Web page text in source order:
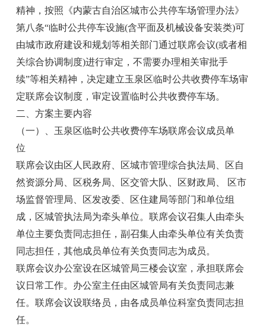
精神，按照《内蒙古自治区城市公共停车场管理办法》
第八条“临时公共停车设施(含平面及机械设备安装类)可
由城市政府建设和规划等相关部门通过联席会议(或者相
关综合协调制度)进行审定，不需要办理相关审批手
续”等相关精神，决定建立玉泉区临时公共收费停车场审
定联席会议制度，审定设置临时公共收费停车场。
二、方案主要内容
（一）、玉泉区临时公共收费停车场联席会议成员单
位
联席会议由区人民政府、区城市管理综合执法局、区自
然资源分局、区税务局、区交管大队、区财政局、 区市
场监督管理局、区发改委、区住建局等部门和单位组
成，区城管执法局为牵头单位。联席会议召集人由牵头
单位主要负责同志担任，副召集人由牵头单位有关负责
同志担任，其他成员单位有关负责同志为成员。
联席会议办公室设在区城管局三楼会议室，承担联席会
议日常工作。办公室主任由区城管局有关负责同志兼
任。联席会议设联络员，由各成员单位科室负责同志担
任。